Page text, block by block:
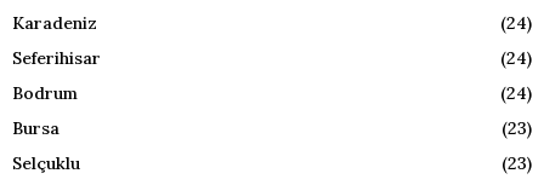
Karadeniz
(24)
Seferihisar
(24)
Bodrum
(24)
Bursa
(23)
Selçuklu
(23)